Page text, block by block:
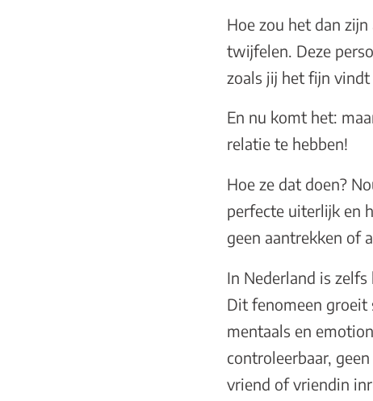
Hoe zou het dan
twijfelen. Deze
zoals jij het fijn vindt
En nu komt het:
relatie te hebben!
Hoe ze dat doen?
perfecte uiterlijk en
geen aantrekken of
In Nederland is
Dit fenomeen groeit
mentaals en
controleerbaar,
vriend of vriendin